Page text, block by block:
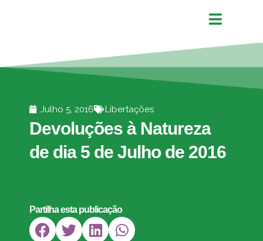
Julho 5, 2016 Libertações
Devoluções à Natureza
de dia 5 de Julho de 2016
Partilha esta publicação